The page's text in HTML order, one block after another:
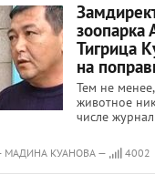
зоопарка
Тигрица
на
Тем не
животное
числе
МАДИНА КУАНОВА — 4002